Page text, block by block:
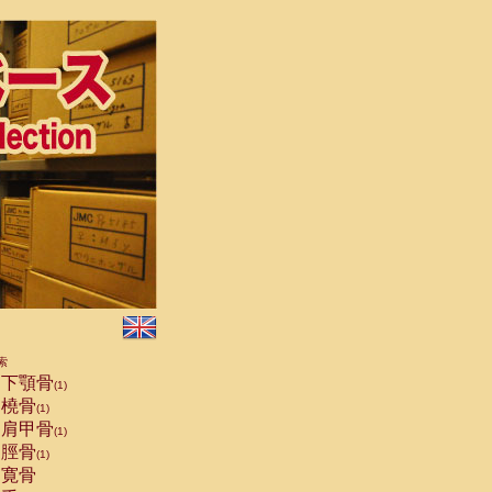
顎骨(1)
骨(1)
甲骨(1)
骨(1)
骨